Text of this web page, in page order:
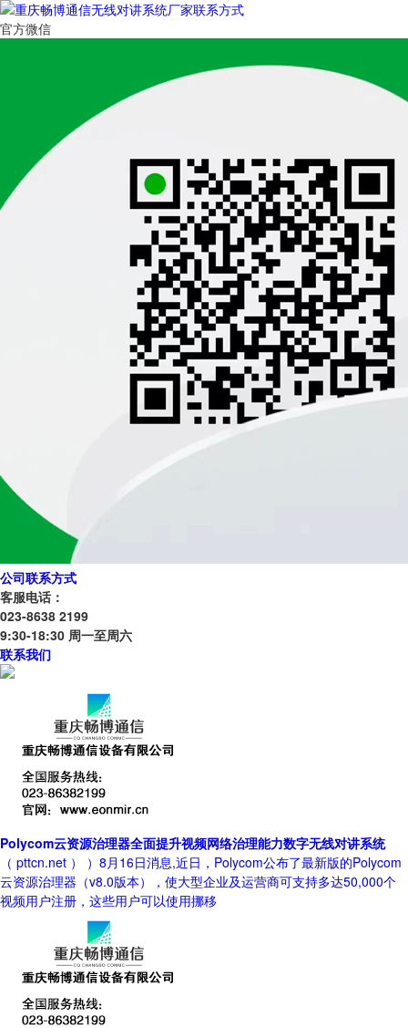
官方微信
公司联系方式
客服电话：
023-8638 2199
9:30-18:30 周一至周六
联系我们
Polycom云资源治理器全面提升视频网络治理能力数字无线对讲系统
（ pttcn.net ） ）8月16日消息,近日，Polycom公布了最新版的Polycom
云资源治理器（v8.0版本），使大型企业及运营商可支持多达50,000个
视频用户注册，这些用户可以使用挪移